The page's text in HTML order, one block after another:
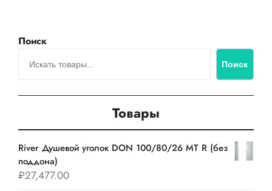
Поиск
Поиск
Товары
River Душевой уголок DON 100/80/26 MT R (без
поддона)
₽27,477.00